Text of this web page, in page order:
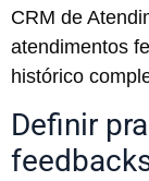
CRM de
atendimentos
histórico
Definir